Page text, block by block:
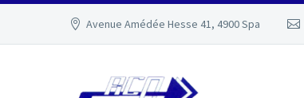
Avenue Amédée Hesse 41, 4900 Spa